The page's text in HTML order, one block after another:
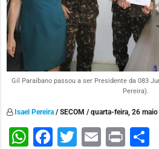
Gil Paraibano passou a ser Presidente da 083
Pereira).
Isael Pereira/ SECOM / quarta-feira, 26 maio
WhatsApp
Facebook
Twitter
Email
Print